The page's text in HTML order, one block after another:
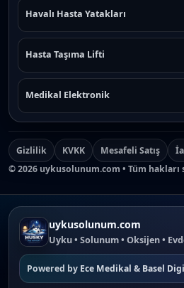
Havalı Hasta Yatakları
Hasta Taşıma Lifti
Medikal Elektronik
Gizlilik KVKK Mesafeli Satış
©2026 uykusolunum.com • Tüm hakları
uykusolunum.com
Uyku • Solunum • Oksijen •
Powered by Ece Medikal & Basel